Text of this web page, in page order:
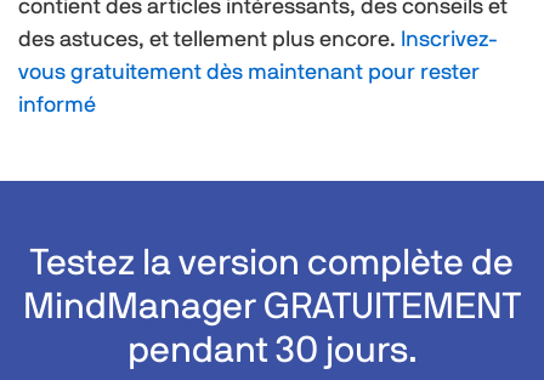
contient des articles intéressants, des conseils et
des astuces, et tellement plus encore. Inscrivez-
vous gratuitement dès maintenant pour rester
informé
Testez la version complète de
MindManager GRATUITEMENT
pendant 30 jours.